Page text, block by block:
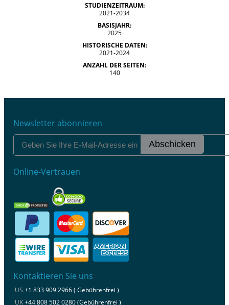
STUDIENZEITRAUM:
2021-2034
BASISJAHR:
2025
HISTORISCHE DATEN:
2021-2024
ANZAHL DER SEITEN:
140
Newsletter abonnieren
Abschicken
Online-Vertrauen
Kontaktieren Sie uns
US +1 833 909 2966 ( Gebührenfrei )
UK+44 808 502 0280 (Gebührenfrei )